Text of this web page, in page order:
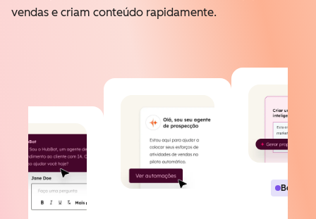
vendas e criam conteúdo rapidamente.
Beta